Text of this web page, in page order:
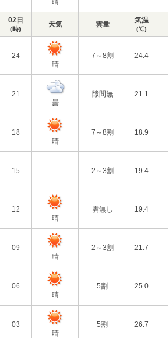
晴
02日
(時)
天気 雲量 気温
(℃)
24
晴
7～8割 24.4
21
曇
隙間無 21.1
18
晴
7～8割 18.9
15 --- 2～3割 19.4
12
晴
雲無し 19.4
09
晴
2～3割 21.7
06
晴
5割 25.0
03
晴
5割 26.7